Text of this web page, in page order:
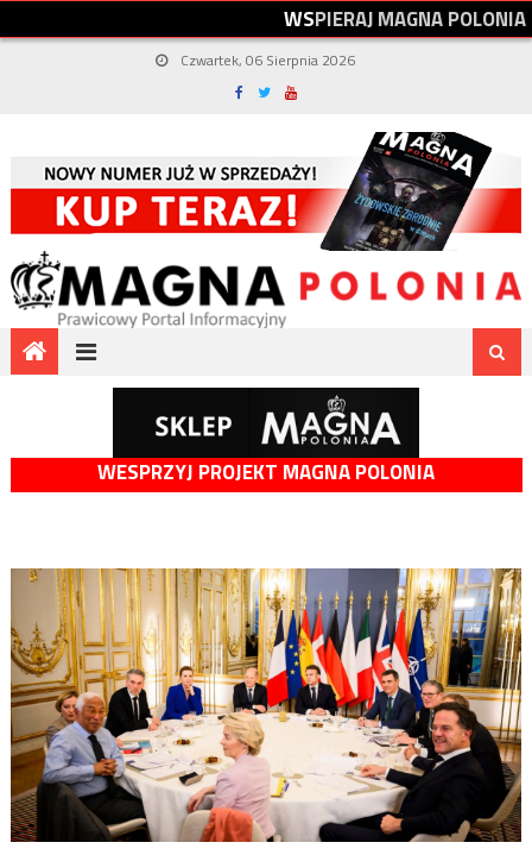
WSPIERAJMAGNAPOLONIA
Czwartek, 06 Sierpnia 2026
WESPRZYJ PROJEKT MAGNA POLONIA